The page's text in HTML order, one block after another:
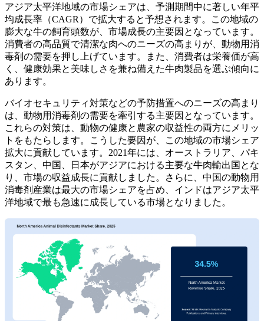
アジア太平洋地域の市場シェアは、予測期間中に著しい年平
均成長率（CAGR）で拡大すると予想されます。この地域の
膨大な牛の飼育頭数が、市場成長の主要因となっています。
消費者の高品質で清潔な肉へのニーズの高まりが、動物用消
毒剤の需要を押し上げています。また、消費者は栄養価が高
く、健康効果と美味しさを兼ね備えた牛肉製品を選ぶ傾向に
あります。
バイオセキュリティ対策などの予防措置へのニーズの高まり
は、動物用消毒剤の需要を牽引する主要因となっています。
これらの対策は、動物の健康と農家の収益性の両方にメリッ
トをもたらします。こうした要因が、この地域の市場シェア
拡大に貢献しています。2021年には、オーストラリア、パキ
スタン、中国、日本がアジアにおける主要な牛肉輸出国とな
り、市場の収益成長に貢献しました。さらに、中国の動物用
消毒剤産業は最大の市場シェアを占め、インドはアジア太平
洋地域で最も急速に成長している市場となりました。